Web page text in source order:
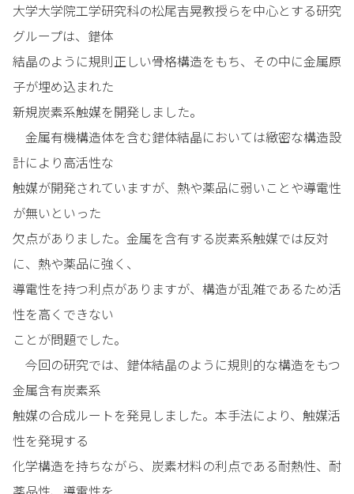
大学大学院工学研究科の松尾吉晃教授らを中心とする研究
グループは、錯体
結晶のように規則正しい骨格構造をもち、その中に金属原
子が埋め込まれた
新規炭素系触媒を開発しました。
金属有機構造体を含む錯体結晶においては緻密な構造設
計により高活性な
触媒が開発されていますが、熱や薬品に弱いことや導電性
が無いといった
欠点がありました。金属を含有する炭素系触媒では反対
に、熱や薬品に強く、
導電性を持つ利点がありますが、構造が乱雑であるため活
性を高くできない
ことが問題でした。
今回の研究では、錯体結晶のように規則的な構造をもつ
金属含有炭素系
触媒の合成ルートを発見しました。本手法により、触媒活
性を発現する
化学構造を持ちながら、炭素材料の利点である耐熱性、耐